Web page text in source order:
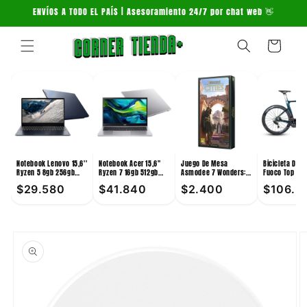
directamente
al contenido
ENVÍOS A TODO EL PAÍS | Asesoramiento 24/7 por chat web 👋
Carrito
Notebook Lenovo 15,6''
Ryzen 5 8gb 256gb
$29.580
Notebook Acer 15,6''
Ryzen 7 16gb 512gb
$41.840
Juego De Mesa
Asmodee 7 Wonders:
$2.400
Bicicleta De
Fuoco Top
a la
información